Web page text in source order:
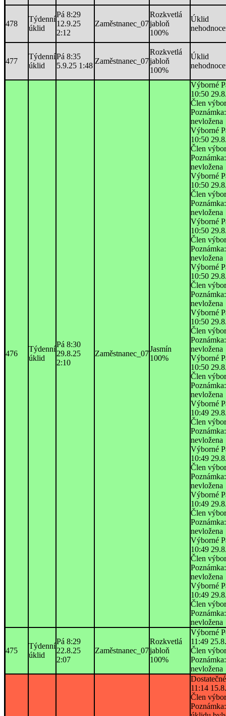
478
Týdenní
úklid
Pá 8:29
12.9.25
2:12
Zaměstnanec_07
Rozkvetlá
jabloň
100%
Úklid
477
Týdenní
úklid
Pá 8:35
5.9.25 1:48
Zaměstnanec_07
Rozkvetlá
jabloň
100%
Úklid
476
Týdenní
úklid
Pá 8:30
29.8.25
2:10
Zaměstnanec_07
Jasmín
100%
Výborné
10:50
Člen
Poznámka:
nevložena
Výborné
10:50
Člen
Poznámka:
nevložena
Výborné
10:50
Člen
Poznámka:
nevložena
Výborné
10:50
Člen
Poznámka:
nevložena
Výborné
10:50
Člen
Poznámka:
nevložena
Výborné
10:50
Člen
Poznámka:
nevložena
Výborné
10:50
Člen
Poznámka:
nevložena
Výborné
10:49
Člen
Poznámka:
nevložena
Výborné
10:49
Člen
Poznámka:
nevložena
Výborné
10:49
Člen
Poznámka:
nevložena
Výborné
10:49
Člen
Poznámka:
nevložena
Výborné
10:49
Člen
Poznámka:
nevložena
475
Týdenní
úklid
Pá 8:29
22.8.25
2:07
Zaměstnanec_07
Rozkvetlá
jabloň
100%
Výborné
11:49
Člen
Poznámka:
nevložena
11:14
Člen